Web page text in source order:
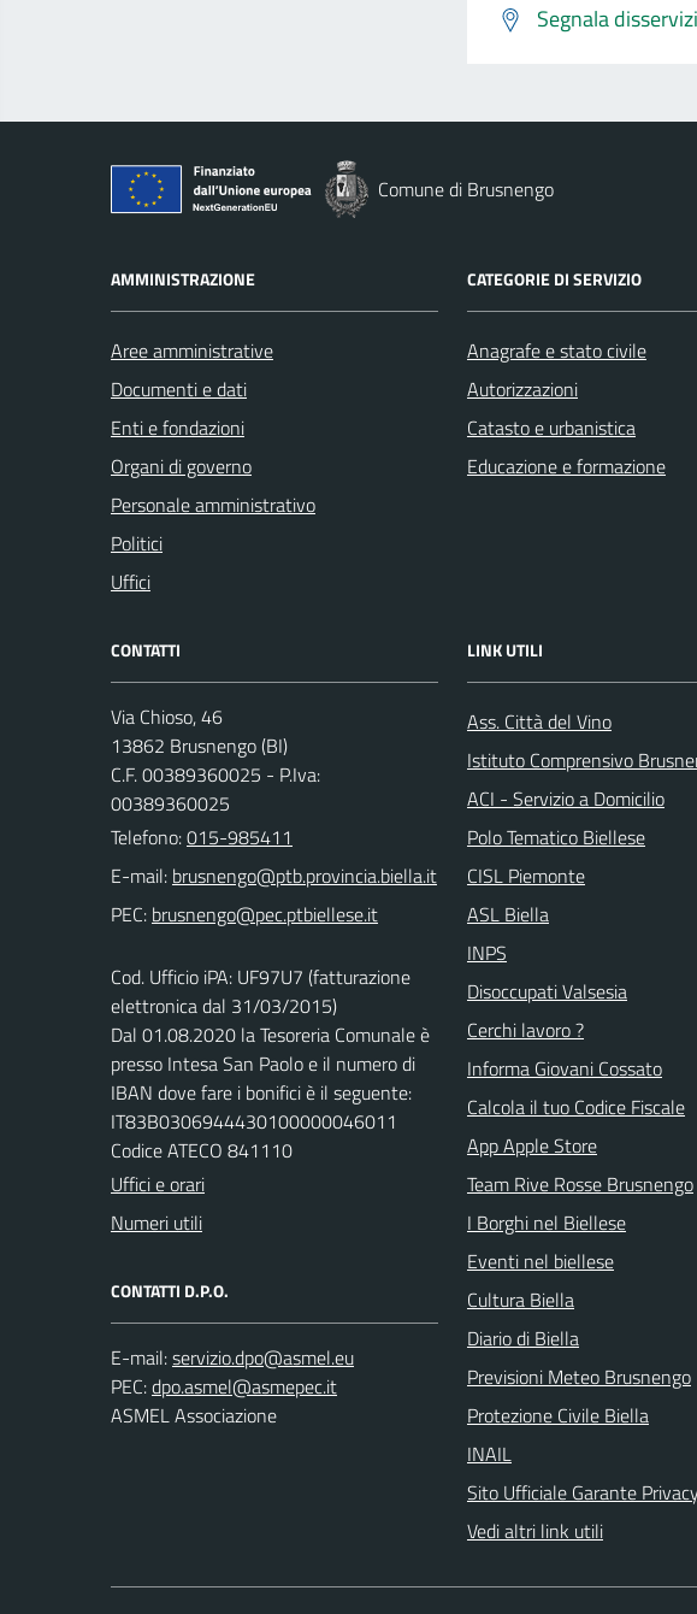
Segnala
Comune di Brusnengo
AMMINISTRAZIONE
Aree amministrative
Documenti e dati
Enti e fondazioni
Organi di governo
Personale amministrativo
Politici
Uffici
CATEGORIE DI SERVIZIO
Anagrafe e stato civile
Autorizzazioni
Catasto e urbanistica
Educazione e formazione
CONTATTI
Via Chioso, 46
13862 Brusnengo (BI)
C.F. 00389360025 - P.Iva:
00389360025
Telefono:015-985411
E-mail:
PEC:
Cod. Ufficio iPA: UF97U7 (fatturazione
elettronica dal 31/03/2015)
Dal 01.08.2020 la Tesoreria Comunale è
presso Intesa San Paolo e il numero di
IBAN dove fare i bonifici è il seguente:
IT83B0306944430100000046011
Codice ATECO 841110
Uffici e orari
Numeri utili
CONTATTI D.P.O.
E-mail:
PEC:
ASMEL Associazione
LINK UTILI
Ass. Città del Vino
Istituto Comprensivo
ACI - Servizio a Domicilio
Polo Tematico Biellese
CISL Piemonte
ASL Biella
INPS
Disoccupati Valsesia
Cerchi lavoro ?
Informa Giovani Cossato
Calcola il tuo Codice Fiscale
App Apple Store
Team Rive Rosse Brusnengo
I Borghi nel Biellese
Eventi nel biellese
Cultura Biella
Diario di Biella
Previsioni Meteo Brusnengo
Protezione Civile Biella
INAIL
Sito Ufficiale Garante Privacy
Vedi altri link utili